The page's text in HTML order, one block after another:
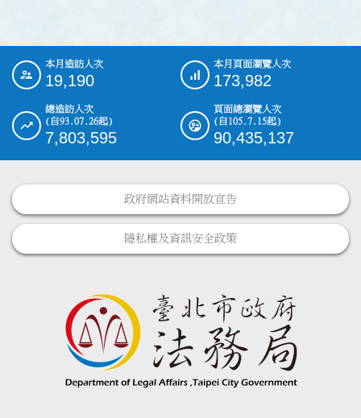
::: 本月造訪人次
19,190
本月頁面瀏覽人次
173,982
總造訪人次
(自93.07.26起)
7,803,595
頁面總瀏覽人次
(自105.7.15起)
90,435,137
政府網站資料開放宣告
隱私權及資訊安全政策